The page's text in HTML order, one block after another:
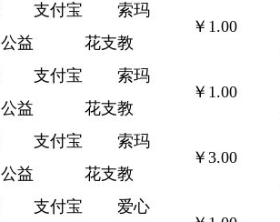
支付宝
公益
索玛
花支教
￥1.00
支付宝
公益
索玛
花支教
￥1.00
支付宝
公益
索玛
花支教
￥3.00
支付宝
爱心